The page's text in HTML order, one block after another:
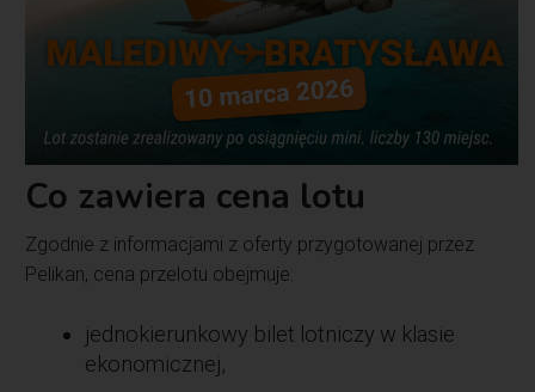
Co zawiera cena lotu
Zgodnie z informacjami z oferty przygotowanej przez
Pelikan, cena przelotu obejmuje:
jednokierunkowy bilet lotniczy w klasie
ekonomicznej,